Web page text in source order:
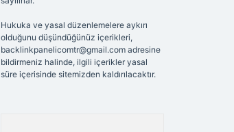
Hukuka ve yasal düzenlemelere aykırı
olduğunu düşündüğünüz içerikleri,
backlinkpanelicomtr@gmail.comadresine
bildirmeniz halinde, ilgili içerikler yasal
süre içerisinde sitemizden kaldırılacaktır.